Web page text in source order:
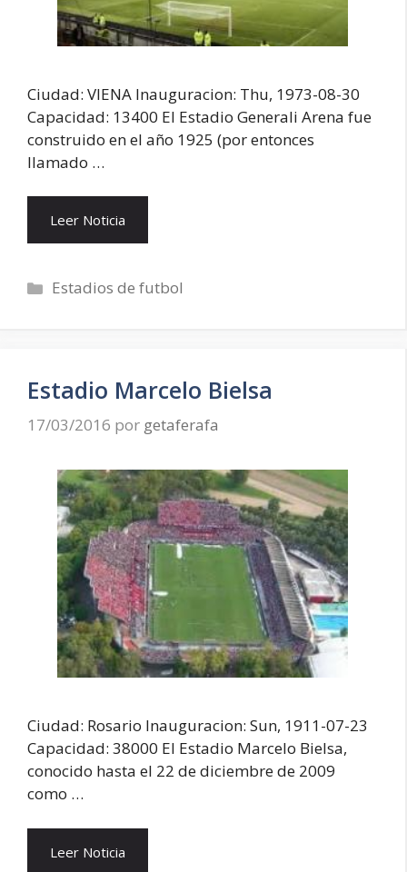
Ciudad: VIENA Inauguracion: Thu, 1973-08-30
Capacidad: 13400 El Estadio Generali Arena fue
construido en el año 1925 (por entonces
llamado …
Leer Noticia
Categorías
Estadios de futbol
Estadio Marcelo Bielsa
17/03/2016 por getaferafa
Ciudad: Rosario Inauguracion: Sun, 1911-07-23
Capacidad: 38000 El Estadio Marcelo Bielsa,
conocido hasta el 22 de diciembre de 2009
como …
Leer Noticia